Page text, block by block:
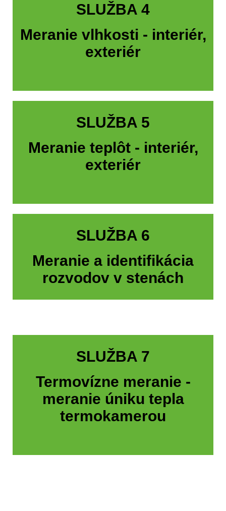
SLUŽBA 4
Meranie vlhkosti - interiér,
exteriér
SLUŽBA 5
Meranie teplôt - interiér,
exteriér
SLUŽBA 6
Meranie a identifikácia
rozvodov v stenách
SLUŽBA 7
Termovízne meranie -
meranie úniku tepla
termokamerou